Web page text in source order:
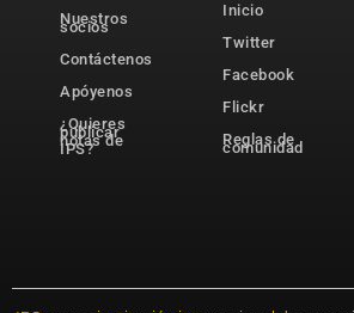
Nuestros
socios
Contáctenos
Apóyenos
¿Quieres
publicar
notas de
IPS?
Inicio
Twitter
Facebook
Flickr
Reglas de
comunidad